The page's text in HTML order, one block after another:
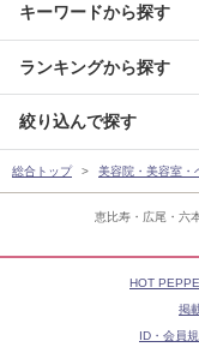
恵比寿・広尾・六
キーワードから探す
ランキングから探す
絞り込んで探す
総合トップ 美容院・美容室・
HOT
掲
ID・会員